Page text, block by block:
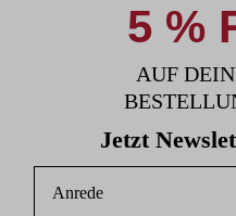
5 %
AUF
Jetzt